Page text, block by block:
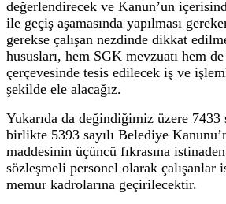
değerlendirecek ve Kanun’un
ile geçiş aşamasında yapılması
gerekse çalışan nezdinde dikkat
hususları, hem SGK mevzuatı hem
çerçevesinde tesis edilecek iş ve
şekilde ele alacağız.
Yukarıda da değindiğimiz üzere 7433
birlikte 5393 sayılı Belediye
maddesinin üçüncü fıkrasına
sözleşmeli personel olarak çalışanlar
memur kadrolarına geçirilecektir.